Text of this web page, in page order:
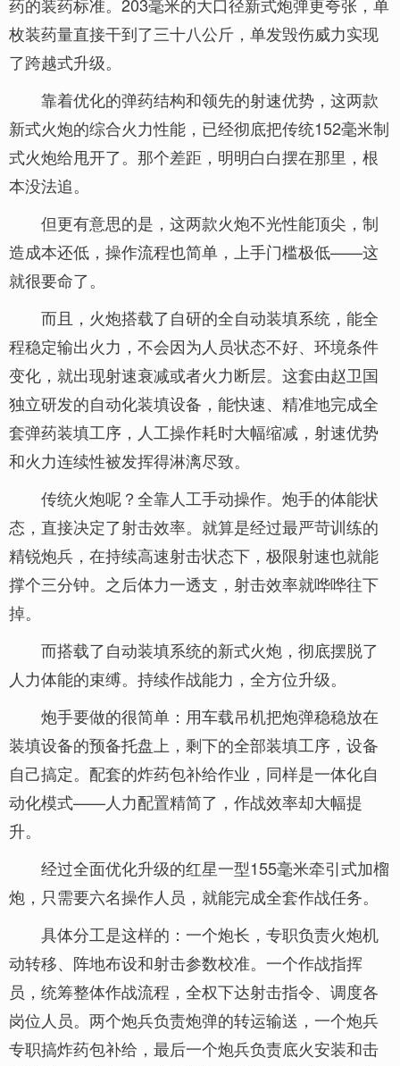
枚装药量直接干到了三十八公斤，单发毁伤威力实现
了跨越式升级。
靠着优化的弹药结构和领先的射速优势，这两款
新式火炮的综合火力性能，已经彻底把传统152毫米制
式火炮给甩开了。那个差距，明明白白摆在那里，根
本没法追。
但更有意思的是，这两款火炮不光性能顶尖，制
造成本还低，操作流程也简单，上手门槛极低——这
就很要命了。
而且，火炮搭载了自研的全自动装填系统，能全
程稳定输出火力，不会因为人员状态不好、环境条件
变化，就出现射速衰减或者火力断层。这套由赵卫国
独立研发的自动化装填设备，能快速、精准地完成全
套弹药装填工序，人工操作耗时大幅缩减，射速优势
和火力连续性被发挥得淋漓尽致。
传统火炮呢？全靠人工手动操作。炮手的体能状
态，直接决定了射击效率。就算是经过最严苛训练的
精锐炮兵，在持续高速射击状态下，极限射速也就能
撑个三分钟。之后体力一透支，射击效率就哗哗往下
掉。
而搭载了自动装填系统的新式火炮，彻底摆脱了
人力体能的束缚。持续作战能力，全方位升级。
炮手要做的很简单：用车载吊机把炮弹稳稳放在
装填设备的预备托盘上，剩下的全部装填工序，设备
自己搞定。配套的炸药包补给作业，同样是一体化自
动化模式——人力配置精简了，作战效率却大幅提
升。
经过全面优化升级的红星一型155毫米牵引式加榴
炮，只需要六名操作人员，就能完成全套作战任务。
具体分工是这样的：一个炮长，专职负责火炮机
动转移、阵地布设和射击参数校准。一个作战指挥
员，统筹整体作战流程，全权下达射击指令、调度各
岗位人员。两个炮兵负责炮弹的转运输送，一个炮兵
专职搞炸药包补给，最后一个炮兵负责底火安装和击